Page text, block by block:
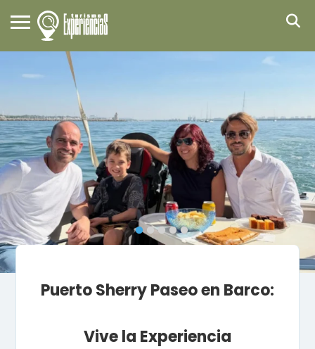
Puerto Sherry Paseo en Barco:
Vive la Experiencia